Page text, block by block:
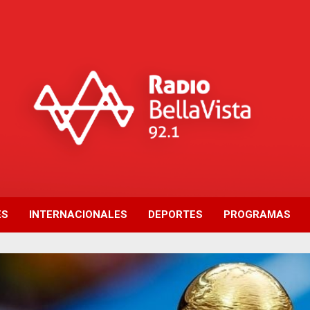
INTERNACIONALES DEPORTES PROGRAMAS